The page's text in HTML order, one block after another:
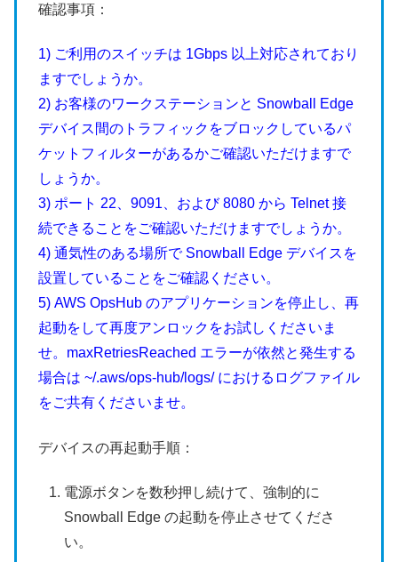
確認事項：
1) ご利用のスイッチは 1Gbps 以上対応されており
ますでしょうか。
2) お客様のワークステーションと Snowball Edge
デバイス間のトラフィックをブロックしているパ
ケットフィルターがあるかご確認いただけますで
しょうか。
3) ポート 22、9091、および 8080 から Telnet 接
続できることをご確認いただけますでしょうか。
4) 通気性のある場所で Snowball Edge デバイスを
設置していることをご確認ください。
5) AWS OpsHub のアプリケーションを停止し、再
起動をして再度アンロックをお試しくださいま
せ。maxRetriesReached エラーが依然と発生する
場合は ~/.aws/ops-hub/logs/ におけるログファイル
をご共有くださいませ。
デバイスの再起動手順：
電源ボタンを数秒押し続けて、強制的に
Snowball Edge の起動を停止させてくださ
い。